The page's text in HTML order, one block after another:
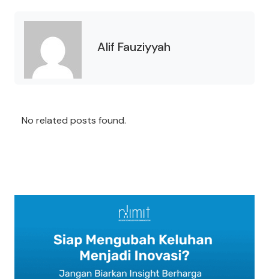
Alif Fauziyyah
No related posts found.